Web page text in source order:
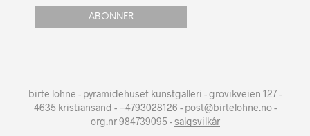
birte lohne - pyramidehuset kunstgalleri - grovikveien 127 -
4635 kristiansand - +4793028126 - post@birtelohne.no -
org.nr 984739095 -salgsvilkår